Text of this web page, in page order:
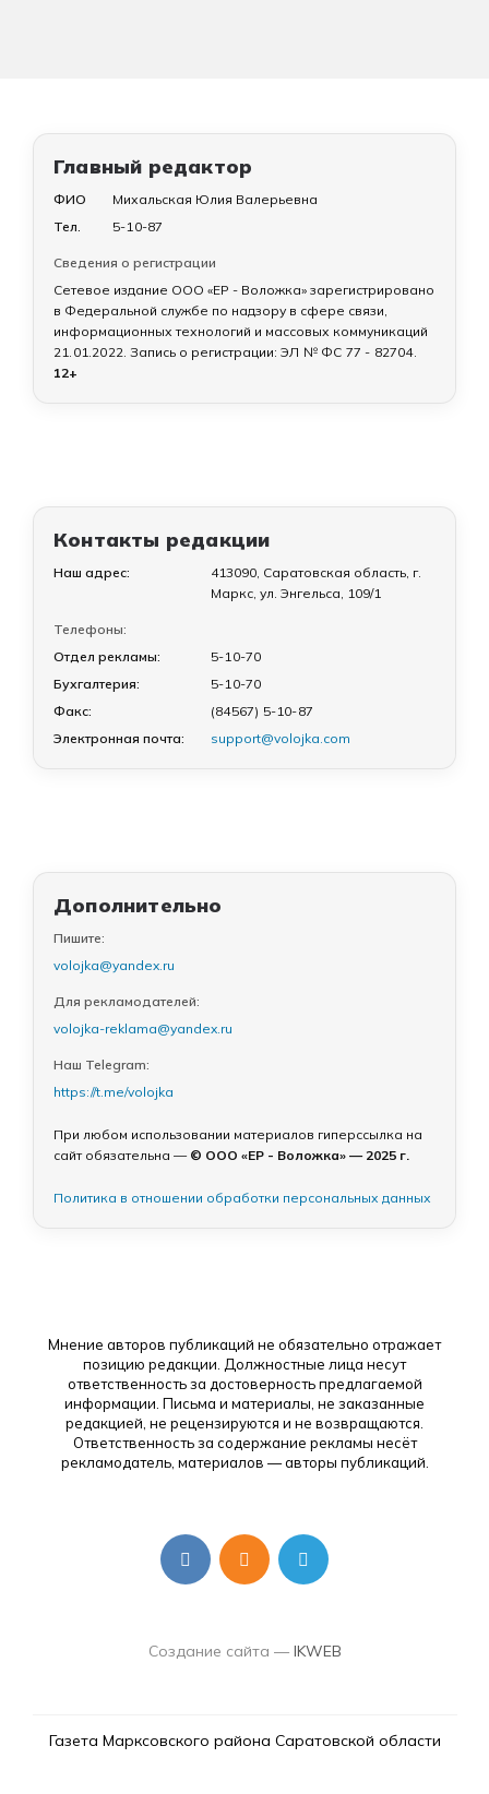
Главный редактор
ФИО
Михальская Юлия Валерьевна
Тел.
5-10-87
Сведения о регистрации
Сетевое издание ООО «ЕР - Воложка» зарегистрировано
в Федеральной службе по надзору в сфере связи,
информационных технологий и массовых коммуникаций
21.01.2022 . Запись о регистрации: ЭЛ № ФС 77 - 82704.
12+
Контакты редакции
Наш адрес:
413090, Саратовская область, г.
Маркс, ул. Энгельса, 109/1
Телефоны:
Отдел рекламы:
5-10-70
Бухгалтерия:
5-10-70
Факс:
(84567) 5-10-87
Электронная почта:
support@volojka.com
Дополнительно
Пишите:
volojka@yandex.ru
Для рекламодателей:
volojka-reklama@yandex.ru
Наш Telegram:
https://t.me/volojka
При любом использовании материалов гиперссылка на
сайт обязательна — © ООО «ЕР - Воложка» — 2025 г.
Политика в отношении обработки персональных данных
Мнение авторов публикаций не обязательно отражает
позицию редакции. Должностные лица несут
ответственность за достоверность предлагаемой
информации. Письма и материалы, не заказанные
редакцией, не рецензируются и не возвращаются.
Ответственность за содержание рекламы несёт
рекламодатель, материалов — авторы публикаций.
Создание сайта — IKWEB
Газета Марксовского района Саратовской области